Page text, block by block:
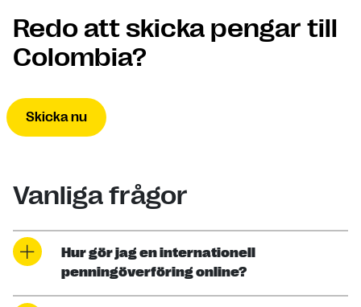
Redo att skicka pengar till
Colombia?
Skicka nu
Vanliga frågor
Hur gör jag en internationell
penningöverföring online?